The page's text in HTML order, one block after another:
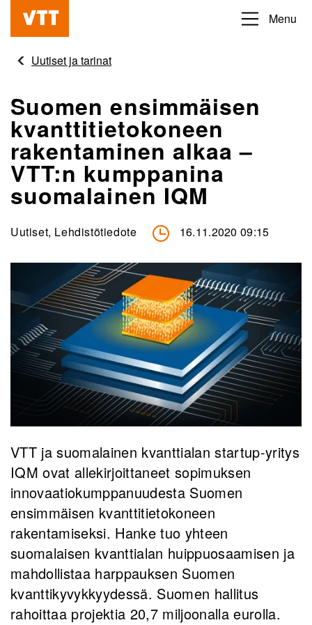
Hyppää
pääsisältöön
Beyond
obvious
Menu
Uutiset ja tarinat
Suomen ensimmäisen
kvanttitietokoneen
rakentaminen alkaa –
VTT:n kumppanina
suomalainen IQM
Uutiset, Lehdistötiedote 16.11.2020 09:15
VTT ja suomalainen kvanttialan startup-yritys
IQM ovat allekirjoittaneet sopimuksen
innovaatiokumppanuudesta Suomen
ensimmäisen kvanttitietokoneen
rakentamiseksi. Hanke tuo yhteen
suomalaisen kvanttialan huippuosaamisen ja
mahdollistaa harppauksen Suomen
kvanttikyvykkyydessä. Suomen hallitus
rahoittaa projektia 20,7 miljoonalla eurolla.